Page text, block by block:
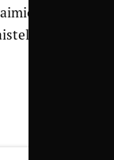
Haka